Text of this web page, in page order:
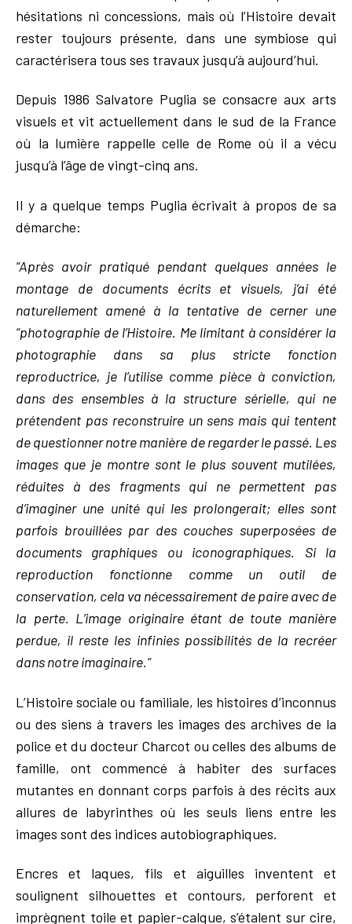
hésitations ni concessions, mais où l’Histoire devait
rester toujours présente, dans une symbiose qui
caractérisera tous ses travaux jusqu’à aujourd’hui.
Depuis 1986 Salvatore Puglia se consacre aux arts
visuels et vit actuellement dans le sud de la France
où la lumière rappelle celle de Rome où il a vécu
jusqu’à l’âge de vingt-cinq ans.
Il y a quelque temps Puglia écrivait à propos de sa
démarche:
“Après avoir pratiqué pendant quelques années le
montage de documents écrits et visuels, j’ai été
naturellement amené à la tentative de cerner une
“photographie de l’Histoire. Me limitant à considérer la
photographie dans sa plus stricte fonction
reproductrice, je l’utilise comme pièce à conviction,
dans des ensembles à la structure sérielle, qui ne
prétendent pas reconstruire un sens mais qui tentent
de questionner notre manière de regarder le passé. Les
images que je montre sont le plus souvent mutilées,
réduites à des fragments qui ne permettent pas
d’imaginer une unité qui les prolongerait; elles sont
parfois brouillées par des couches superposées de
documents graphiques ou iconographiques. Si la
reproduction fonctionne comme un outil de
conservation, cela va nécessairement de paire avec de
la perte. L’image originaire étant de toute manière
perdue, il reste les infinies possibilités de la recréer
dans notre imaginaire.“
L’Histoire sociale ou familiale, les histoires d’inconnus
ou des siens à travers les images des archives de la
police et du docteur Charcot ou celles des albums de
famille, ont commencé à habiter des surfaces
mutantes en donnant corps parfois à des récits aux
allures de labyrinthes où les seuls liens entre les
images sont des indices autobiographiques.
Encres et laques, fils et aiguilles inventent et
soulignent silhouettes et contours, perforent et
imprègnent toile et papier-calque, s’étalent sur cire,